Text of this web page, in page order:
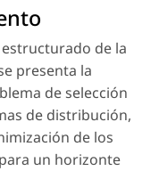
de la
presenta la
de selección
de distribución,
de los
un horizonte